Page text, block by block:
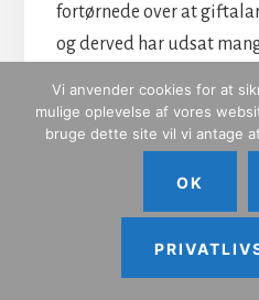
fortørnede over at
og derved har udsat
Det russiske
Stormagterne har efter 1.
underskrevet en
mod biologiske våben.
Vi anvender cookies for at
mulige oplevelse af vores
bruge dette site vil vi antage
OK